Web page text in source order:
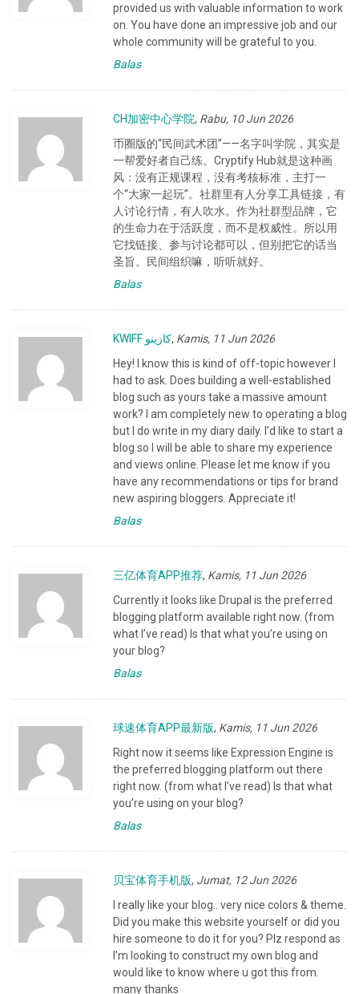
provided us with valuable information to work
on. You have done an impressive job and our
whole community will be grateful to you.
Balas
CH加密中心学院, Rabu, 10 Jun 2026
币圈版的“民间武术团”——名字叫学院，其实是
一帮爱好者自己练。Cryptify Hub就是这种画
风：没有正规课程，没有考核标准，主打一
个“大家一起玩”。社群里有人分享工具链接，有
人讨论行情，有人吹水。作为社群型品牌，它
的生命力在于活跃度，而不是权威性。所以用
它找链接、参与讨论都可以，但别把它的话当
圣旨。民间组织嘛，听听就好。
Balas
KWIFF كازينو, Kamis, 11 Jun 2026
Hey! I know this is kind of off-topic however I
had to ask. Does building a well-established
blog such as yours take a massive amount
work? I am completely new to operating a blog
but I do write in my diary daily. I’d like to start a
blog so I will be able to share my experience
and views online. Please let me know if you
have any recommendations or tips for brand
new aspiring bloggers. Appreciate it!
Balas
三亿体育APP推荐, Kamis, 11 Jun 2026
Currently it looks like Drupal is the preferred
blogging platform available right now. (from
what I’ve read) Is that what you’re using on
your blog?
Balas
球速体育APP最新版, Kamis, 11 Jun 2026
Right now it seems like Expression Engine is
the preferred blogging platform out there
right now. (from what I’ve read) Is that what
you’re using on your blog?
Balas
贝宝体育手机版, Jumat, 12 Jun 2026
I really like your blog.. very nice colors & theme.
Did you make this website yourself or did you
hire someone to do it for you? Plz respond as
I’m looking to construct my own blog and
would like to know where u got this from.
many thanks